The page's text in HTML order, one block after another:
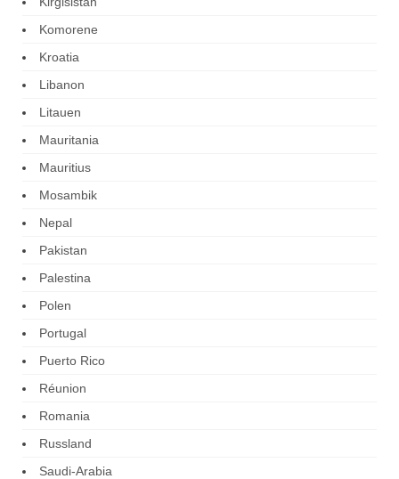
Komorene
Kroatia
Libanon
Litauen
Mauritania
Mauritius
Mosambik
Nepal
Pakistan
Palestina
Polen
Portugal
Puerto Rico
Réunion
Romania
Russland
Saudi-Arabia